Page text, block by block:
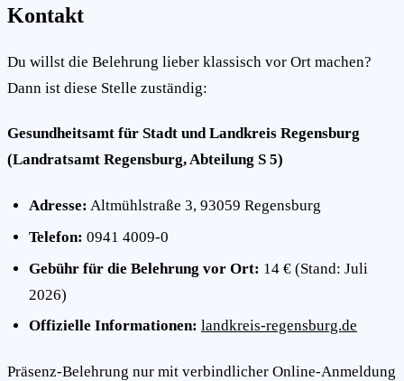
Kontakt
Du willst die Belehrung lieber klassisch vor Ort machen?
Dann ist diese Stelle zuständig:
Gesundheitsamt für Stadt und Landkreis Regensburg
(Landratsamt Regensburg, Abteilung S 5)
Adresse: Altmühlstraße 3, 93059 Regensburg
Telefon: 0941 4009-0
Gebühr für die Belehrung vor Ort: 14 € (Stand: Juli
2026)
Offizielle Informationen: landkreis-regensburg.de
Präsenz-Belehrung nur mit verbindlicher Online-Anmeldung